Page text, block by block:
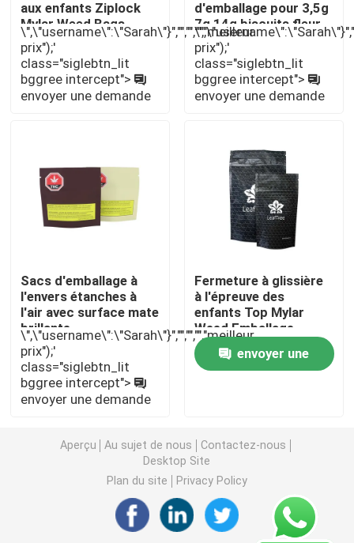
Contactez-nous
Nouvelles
Pack de mauvaises herbes personnalisé
Emballage de mauvaises herbes Mylar
Pot en verre de mauvaise herbe
Pot de mauvaises herbes en plastique
Enfant Tin Box résistant
Empaquetez pré la boîte de petit pain
Emballage de la cartouche vape
aux enfants Ziplock
Mylar Weed Bags
Emballage à l'épreuve
des enfants
\",\"username\":\"Sarah\"}","","","","meilleur
prix");'
class="siglebtn_lit
bggree intercept">
envoyer une demande
d'emballage pour 3,5g
7g 14g biscuits fleur
prix");'
class="siglebtn_lit
bggree intercept">
envoyer une demande
Sacs d'emballage à
l'envers étanches à
l'air avec surface mate
brillante
\",\"username\":\"Sarah\"}","","","","meilleur
prix");'
class="siglebtn_lit
bggree intercept">
envoyer une demande
Fermeture à glissière
à l'épreuve des
enfants Top Mylar
Weed Emballage
Matériau plastique de
qualité alimentaire
pour le stockage à
envoyer une
Aperçu Au sujet de nous
Contactez-nous
Desktop Site
Plan du site
Privacy Policy